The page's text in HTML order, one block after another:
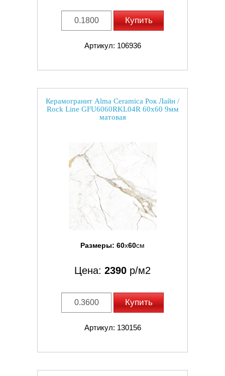
Купить
Артикул: 106936
Керамогранит Alma Ceramica Рок Лайн /
Rock Line GFU6060RKL04R 60x60 9мм
матовая
Размеры: 60x60см
Цена: 2390 р/м2
Купить
Артикул: 130156